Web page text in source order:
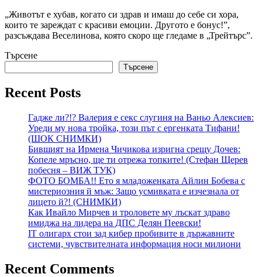
„Животът е хубав, когато си здрав и имаш до себе си хора,
които те зареждат с красиви емоции. Другото е бонус!”,
разсъждава Веселинова, която скоро ще гледаме в „Трейтърс”.
Търсене
Търсене
Recent Posts
Гадже ли?!? Валерия е секс слугиня на Ваньо Алексиев:
Уреди му нова тройка, този път с ергенката Тифани!
(ШОК СНИМКИ)
Бившият на Ирмена Чичикова изригна срещу Дочев:
Копеле мръсно, ще ти отрежа топките! (Стефан Щерев
побесня – ВИЖ ТУК)
ФОТО БОМБА!! Ето я младоженката Айлин Бобева с
мистериозния й мъж: Защо усмивката е изчезнала от
лицето й?! (СНИМКИ)
Как Ивайло Мирчев и троловете му лъскат здраво
имиджа на лидера на ДПС Делян Пеевски!
IT олигарх стои зад кибер пробивите в държавните
системи, чувствителната информация носи милиони
Recent Comments